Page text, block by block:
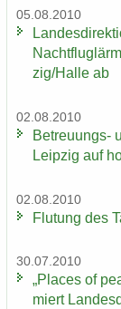
05.08.2010
zig/Halle ab
02.08.2010
Betreuungs-​
Leip­zig auf
02.08.2010
Flu­tung des
30.07.2010
„Places of
miert